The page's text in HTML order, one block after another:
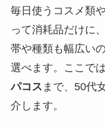
毎日使うコスメ類
って消耗品だけに
帯や種類も幅広い
選べます。ここでは
パコス まで、50代
介します。